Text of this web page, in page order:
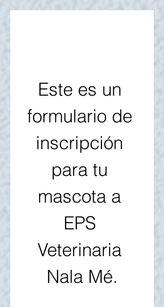
Este es un
formulario de
inscripción
para tu
mascota a
EPS
Veterinaria
Nala Mé.